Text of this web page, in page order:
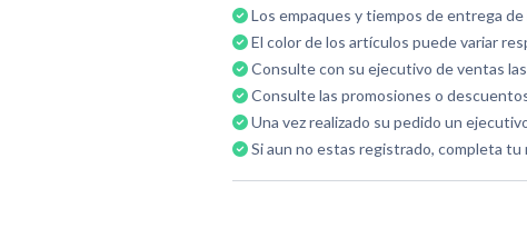
Los empaques y tiempos de entrega
El color de los artículos puede variar
Consulte con su ejecutivo de ventas
Consulte las promosiones o
Una vez realizado su pedido un
Si aun no estas registrado, completa